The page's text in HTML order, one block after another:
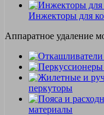
Инжекторы для
Аппаратное удаление
перкуторы
материалы